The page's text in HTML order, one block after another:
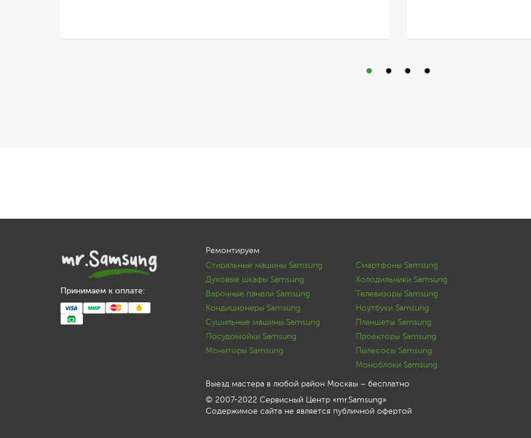
Принимаем к оплате:
Ремонтируем
Стиральные машины Samsung
Смартфоны Samsung
Духовые шкафы Samsung
Холодильники Samsung
Варочные панели Samsung
Телевизоры Samsung
Кондиционеры Samsung
Ноутбуки Samsung
Сушильные машины Samsung
Планшеты Samsung
Посудомойки Samsung
Проекторы Samsung
Мониторы Samsung
Пылесосы Samsung
Моноблоки Samsung
Выезд мастера в любой район Москвы – бесплатно
© 2007-2022 Сервисный Центр «mr.Samsung»
Содержимое сайта не является публичной офертой